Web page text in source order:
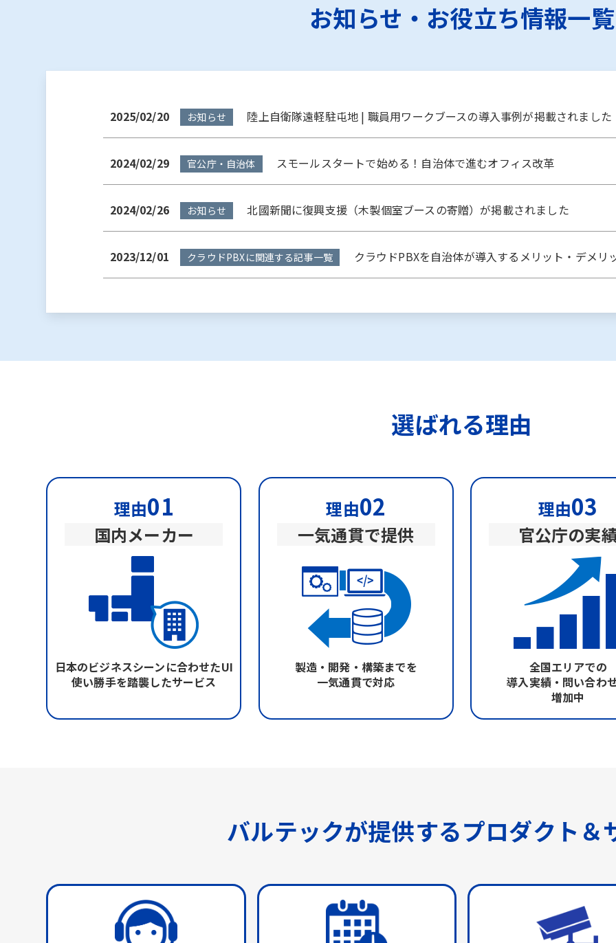
お知らせ・お役立ち情報一覧
2025/02/20 お知らせ 陸上自衛隊遠軽駐屯地 | 職員用ワークブースの導入事例が掲載されました
2024/02/29 官公庁・自治体 スモールスタートで始める！自治体で進むオフィス改革
2024/02/26 お知らせ 北國新聞に復興支援（木製個室ブースの寄贈）が掲載されました
2023/12/01 クラウドPBXに関連する記事一覧 クラウドPBXを自治体が導入するメリット・デメリ
選ばれる理由
理由01
国内メーカー
日本のビジネスシーンに合わせたUI
使い勝手を踏襲したサービス
理由02
一気通貫で提供
製造・開発・構築までを
一気通貫で対応
理由03
官公庁の実
全国エリアでの
導入実績・問い合わ
増加中
バルテックが提供するプロダクト＆